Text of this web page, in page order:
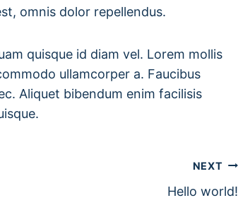
omnis dolor repellendus.
quisque id diam vel. Lorem mollis
ullamcorper a. Faucibus
Aliquet bibendum enim facilisis
NEXT
Hello world!